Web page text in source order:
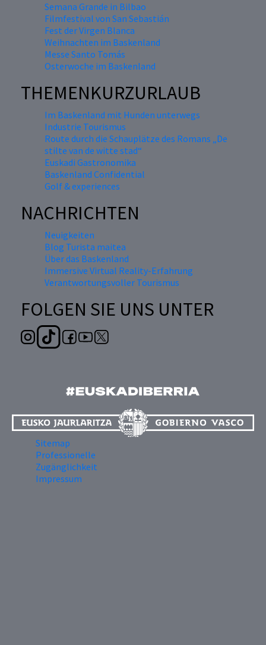
Semana Grande in Bilbao
Filmfestival von San Sebastián
Fest der Virgen Blanca
Weihnachten im Baskenland
Messe Santo Tomás
Osterwoche im Baskenland
THEMENKURZURLAUB
Im Baskenland mit Hunden unterwegs
Industrie Tourismus
Route durch die Schauplätze des Romans „De
stilte van de witte stad“
Euskadi Gastronomika
Baskenland Confidential
Golf & experiences
NACHRICHTEN
Neuigkeiten
Blog Turista maitea
Über das Baskenland
Immersive Virtual Reality-Erfahrung
Verantwortungsvoller Tourismus
FOLGEN SIE UNS UNTER
Sitemap
Professionelle
Zugänglichkeit
Impressum